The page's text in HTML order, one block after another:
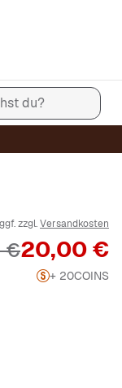
du?
zzgl.Versandkosten
Preis
20,00 €
€
+ 20COINS